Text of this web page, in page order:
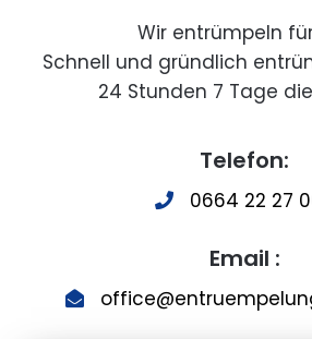
Wir entrümpeln
Schnell und gründlich
24 Stunden 7 Tage
Telefon:
0664 22 27
Email :